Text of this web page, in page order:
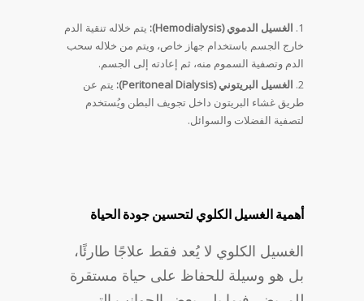
الغسيل الدموي (Hemodialysis):
يتم خلاله تنقية الدم
خارج الجسم باستخدام جهاز خاص، ويتم من خلاله سحب
الدم وتصفية السموم منه، ثم إعادته إلى الجسم.
الغسيل البريتوني (Peritoneal Dialysis):
يتم عن
طريق غشاء البريتون داخل تجويف البطن ويُستخدم
لتصفية الفضلات والسوائل.
أهمية الغسيل الكلوي لتحسين جودة الحياة
الغسيل الكلوي لا يُعد فقط علاجًا طارئًا،
بل هو وسيلة للحفاظ على حياة مستقرة